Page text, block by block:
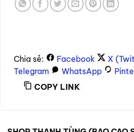
Chia sẻ: Facebook X
Telegram
WhatsApp
COPY LINK